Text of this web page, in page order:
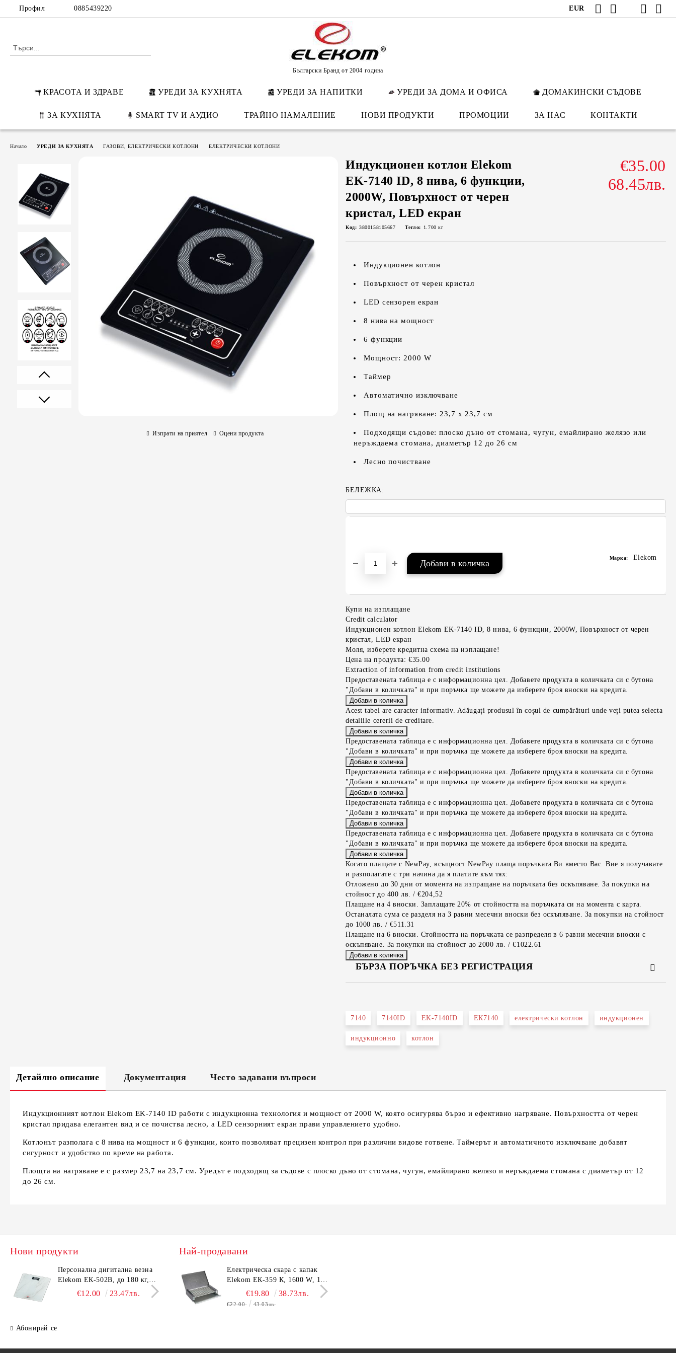
Профил 0885439220 EUR
Български Бранд от 2004 година
КРАСОТА И ЗДРАВЕ УРЕДИ ЗА КУХНЯТА УРЕДИ ЗА НАПИТКИ УРЕДИ ЗА ДОМА И ОФИСА ДОМАКИНСКИ СЪДОВЕ
ЗА КУХНЯТА SMART TV И АУДИО ТРАЙНО НАМАЛЕНИЕ НОВИ ПРОДУКТИ ПРОМОЦИИ ЗА НАС КОНТАКТИ
Начало УРЕДИ ЗА КУХНЯТА ГАЗОВИ, ЕЛЕКТРИЧЕСКИ КОТЛОНИ ЕЛЕКТРИЧЕСКИ КОТЛОНИ
Индукционен котлон Elekom
EK-7140 ID, 8 нива, 6 функции,
2000W, Повърхност от черен
кристал, LED екран
€35.00
68.45лв.
Код: 3800158105667 Тегло: 1.700 кг
Индукционен котлон
Повърхност от черен кристал
LED сензорен екран
8 нива на мощност
6 функции
Мощност: 2000 W
Таймер
Автоматично изключване
Площ на нагряване: 23,7 x 23,7 см
Подходящи съдове: плоско дъно от стомана, чугун, емайлирано желязо или
неръждаема стомана, диаметър 12 до 26 см
Лесно почистване
БЕЛЕЖКА:
Марка: Elekom
Купи на изплащане
Credit calculator
Индукционен котлон Elekom EK-7140 ID, 8 нива, 6 функции, 2000W, Повърхност от черен
кристал, LED екран
Моля, изберете кредитна схема на изплащане!
Цена на продукта: €35.00
Extraction of information from credit institutions
Предоставената таблица е с информационна цел. Добавете продукта в количката си с бутона
"Добави в количката" и при поръчка ще можете да изберете броя вноски на кредита.
Acest tabel are caracter informativ. Adăugați produsul în coșul de cumpărături unde veți putea selecta
detaliile cererii de creditare.
Предоставената таблица е с информационна цел. Добавете продукта в количката си с бутона
"Добави в количката" и при поръчка ще можете да изберете броя вноски на кредита.
Предоставената таблица е с информационна цел. Добавете продукта в количката си с бутона
"Добави в количката" и при поръчка ще можете да изберете броя вноски на кредита.
Предоставената таблица е с информационна цел. Добавете продукта в количката си с бутона
"Добави в количката" и при поръчка ще можете да изберете броя вноски на кредита.
Предоставената таблица е с информационна цел. Добавете продукта в количката си с бутона
"Добави в количката" и при поръчка ще можете да изберете броя вноски на кредита.
Когато плащате с NewPay, всъщност NewPay плаща поръчката Ви вместо Вас. Вие я получавате
и разполагате с три начина да я платите към тях:
Отложено до 30 дни от момента на изпращане на поръчката без оскъпяване. За покупки на
стойност до 400 лв. / €204,52
Плащане на 4 вноски. Заплащате 20% от стойността на поръчката си на момента с карта.
Останалата сума се разделя на 3 равни месечни вноски без оскъпяване. За покупки на стойност
до 1000 лв. / €511.31
Плащане на 6 вноски. Стойността на поръчката се разпределя в 6 равни месечни вноски с
оскъпяване. За покупки на стойност до 2000 лв. / €1022.61
БЪРЗА ПОРЪЧКА БЕЗ РЕГИСТРАЦИЯ
Съгласен съм с Политиката за лични данни
7140 7140ID EK-7140ID ЕК7140 електрически котлон индукционен
индукционно котлон
Изпрати на приятел Оцени продукта
Детайлно описание Документация Често задавани въпроси
Индукционният котлон Elekom EK-7140 ID работи с индукционна технология и мощност от 2000 W, която осигурява бързо и ефективно нагряване. Повърхността от черен
кристал придава елегантен вид и се почиства лесно, а LED сензорният екран прави управлението удобно.
Котлонът разполага с 8 нива на мощност и 6 функции, които позволяват прецизен контрол при различни видове готвене. Таймерът и автоматичното изключване добавят
сигурност и удобство по време на работа.
Площта на нагряване е с размер 23,7 на 23,7 см. Уредът е подходящ за съдове с плоско дъно от стомана, чугун, емайлирано желязо и неръждаема стомана с диаметър от 12
до 26 см.
Нови продукти
Персонална дигитална везна
Elekom ЕК-502B, до 180 кг,
LCD дисплей, Темперирано
€12.00 23.47лв.
Електронен кантар Elekom
EK-403А, до 180 кг, LCD
дисплей, Темперирано стъкло
- 6.0 мм, Размери 30x30x2.4
€10.50 20.54лв.
Абонирай се
Най-продавани
Електрическа скара с капак
Elekom ЕК-359 К, 1600 W, 12
бр. неръждаеми тръбни
нагревятеля
€19.80 38.73лв.
€22.00 43.03лв.